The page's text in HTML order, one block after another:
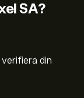
SA?
din